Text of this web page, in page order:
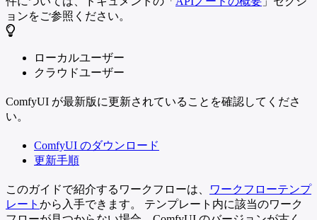
ョンをご参照ください。
ローカルユーザー
クラウドユーザー
ComfyUI が最新版に更新されていることを確認してくださ
い。
ComfyUI のダウンロード
更新手順
このガイドで紹介するワークフローは、
ワークフローテンプ
レート から入手できます。 テンプレート内に該当のワーク